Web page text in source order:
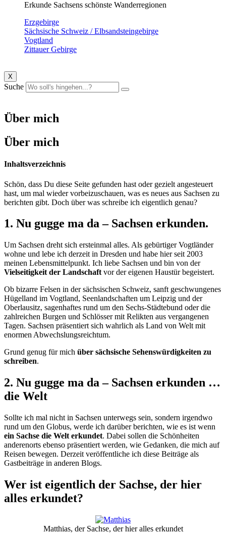
Erkunde Sachsens schönste Wanderregionen
Erzgebirge
Sächsische Schweiz / Elbsandsteingebirge
Vogtland
Zittauer Gebirge
X
Suche
Über mich
Über mich
Inhaltsverzeichnis
Schön, dass Du diese Seite gefunden hast oder gezielt angesteuert
hast, um mal wieder vorbeizuschauen, was es neues aus Sachsen zu
berichten gibt. Doch über was schreibe ich eigentlich genau?
1. Nu gugge ma da – Sachsen erkunden.
Um Sachsen dreht sich ersteinmal alles. Als gebürtiger Vogtländer
wohne und lebe ich derzeit in Dresden und habe hier seit 2003
meinen Lebensmittelpunkt. Ich liebe Sachsen und bin von der
Vielseitigkeit der Landschaft vor der eigenen Haustür begeistert.
Ob bizarre Felsen in der sächsischen Schweiz, sanft geschwungenes
Hügelland im Vogtland, Seenlandschaften um Leipzig und der
Oberlausitz, sagenhaftes rund um den Sechs-Städtebund oder die
zahlreichen Burgen und Schlösser mit Relikten aus vergangenen
Tagen. Sachsen präsentiert sich wahrlich als Land von Welt mit
enormen Abwechslungsreichtum.
Grund genug für mich über sächsische Sehenswürdigkeiten zu
schreiben.
2. Nu gugge ma da – Sachsen erkunden …
die Welt
Sollte ich mal nicht in Sachsen unterwegs sein, sondern irgendwo
rund um den Globus, werde ich darüber berichten, wie es ist wenn
ein Sachse die Welt erkundet. Dabei sollen die Schönheiten
anderenorts ebenso präsentiert werden, wie Gedanken, die mich auf
Reisen bewegen. Derzeit veröffentliche ich diese Beiträge als
Gastbeiträge in anderen Blogs.
Wer ist eigentlich der Sachse, der hier
alles erkundet?
Matthias, der Sachse, der hier alles erkundet